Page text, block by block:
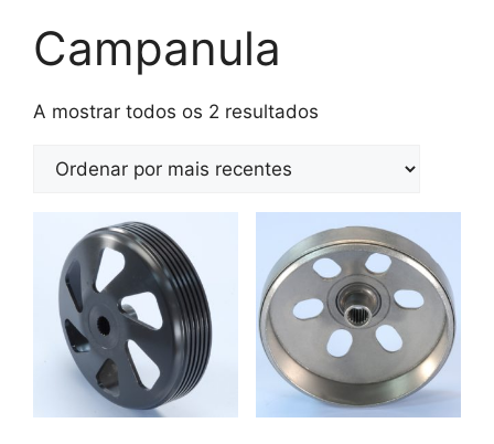
Campanula
A mostrar todos os 2 resultados